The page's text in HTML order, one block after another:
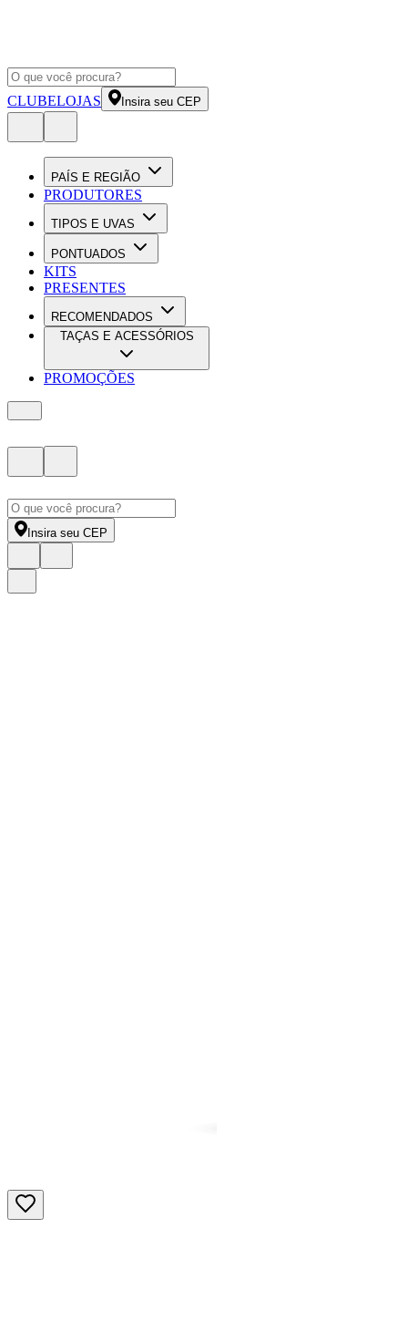
CLUBELOJAS Insira seu CEP
PAÍS E REGIÃO
PRODUTORES
TIPOS E UVAS
PONTUADOS
KITS
PRESENTES
RECOMENDADOS
TAÇAS E ACESSÓRIOS
PROMOÇÕES
Insira seu CEP